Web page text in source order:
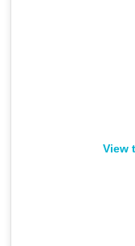
View